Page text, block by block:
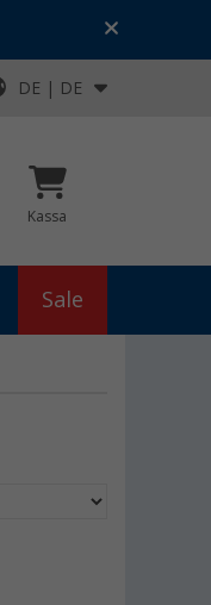
Abenteuer!
DE | DE
Kassa
Sale